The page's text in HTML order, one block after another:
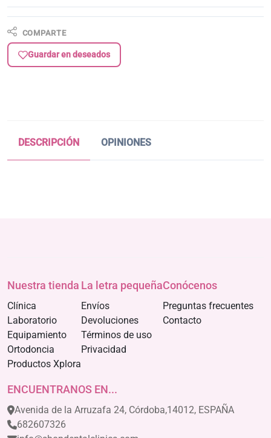
COMPARTE
Guardar en deseados
DESCRIPCIÓN OPINIONES
Nuestra tienda
Clínica
Laboratorio
Equipamiento
Ortodoncia
Productos Xplora
La letra pequeña
Envíos
Devoluciones
Términos de uso
Privacidad
Conócenos
Preguntas frecuentes
Contacto
ENCUENTRANOS EN...
Avenida de la Arruzafa 24, Córdoba,14012, ESPAÑA
682607326